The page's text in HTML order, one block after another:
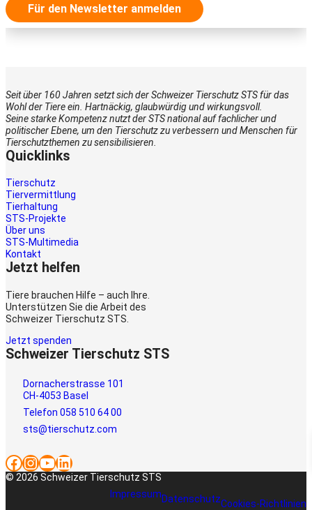
Für den Newsletter anmelden
Seit über 160 Jahren setzt sich der Schweizer Tierschutz STS für das
Wohl der Tiere ein. Hartnäckig, glaubwürdig und wirkungsvoll.
Seine starke Kompetenz nutzt der STS national auf fachlicher und
politischer Ebene, um den Tierschutz zu verbessern und Menschen für
Tierschutzthemen zu sensibilisieren.
Quicklinks
Tierschutz
Tiervermittlung
Tierhaltung
STS-Projekte
Über uns
STS-Multimedia
Kontakt
Jetzt helfen
Tiere brauchen Hilfe – auch Ihre.
Unterstützen Sie die Arbeit des
Schweizer Tierschutz STS.
Jetzt spenden
Schweizer Tierschutz STS
Dornacherstrasse 101
CH-4053 Basel
Telefon 058 510 64 00
sts@tierschutz.com
Facebook InstagramYouTube LinkedIn
© 2026 Schweizer Tierschutz STS
ImpressumDatenschutzCookies-Richtlinien